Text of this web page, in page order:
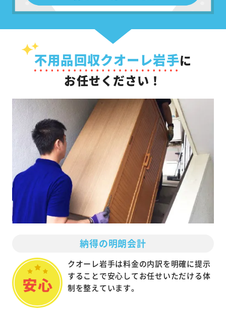
不用品回収クオーレ岩手に
お任せください！
納得の明朗会計
クオーレ岩手は料金の内訳を明確に提示
することで安心してお任せいただける体
制を整えています。